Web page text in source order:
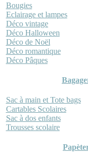
Bougies
Eclairage et lampes
Déco vintage
Déco Halloween
Déco de Noël
Déco romantique
Déco Pâques
Sac à main et Tote bags
Cartables Scolaires
Sac à dos enfants
Trousses scolaire